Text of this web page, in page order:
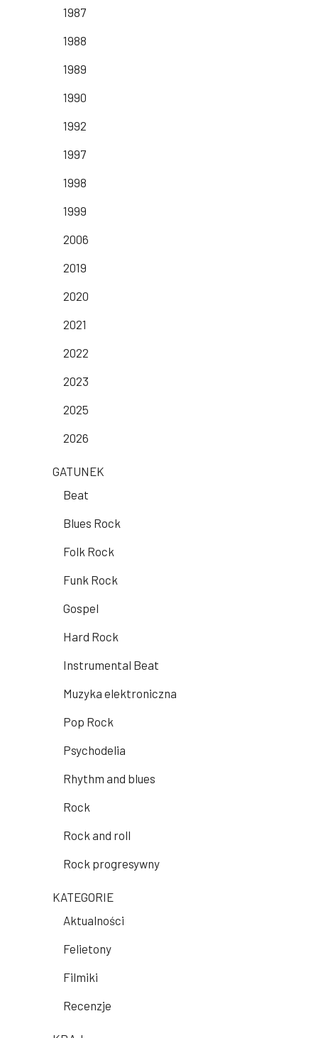
1987
1988
1989
1990
1992
1997
1998
1999
2006
2019
2020
2021
2022
2023
2025
2026
GATUNEK
Beat
Blues Rock
Folk Rock
Funk Rock
Gospel
Hard Rock
Instrumental Beat
Muzyka elektroniczna
Pop Rock
Psychodelia
Rhythm and blues
Rock
Rock and roll
Rock progresywny
KATEGORIE
Aktualności
Felietony
Filmiki
Recenzje